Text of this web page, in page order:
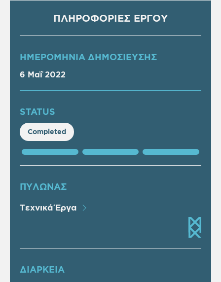
ΠΛΗΡΟΦΟΡΙΕΣ ΕΡΓΟΥ
ΗΜΕΡΟΜΗΝΙΑ ΔΗΜΟΣΙΕΥΣΗΣ
6 Μαΐ 2022
STATUS
Completed
ΠΥΛΩΝΑΣ
Τεχνικά Έργα
ΔΙΑΡΚΕΙΑ